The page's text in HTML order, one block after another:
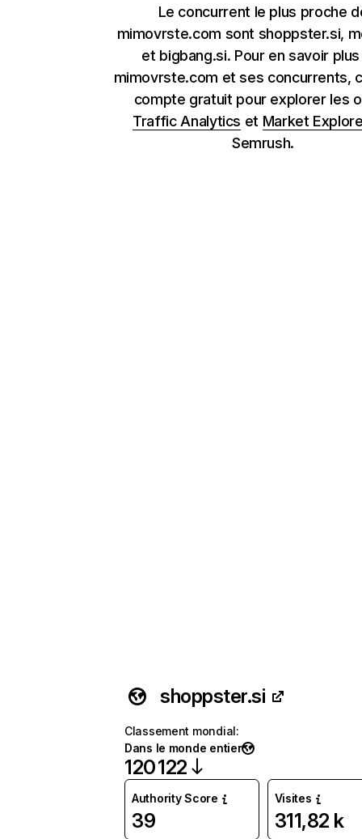
Le concurrent le plus proche
mimovrste.com sont shoppster.si,
et bigbang.si. Pour en savoir
mimovrste.com et ses concurrents,
compte gratuit pour explorer les
Traffic Analytics et Market
Semrush.
shoppster.si
Classement mondial:
Dans le monde entier
120 122
Authority Score
39
Visites
311,82 k